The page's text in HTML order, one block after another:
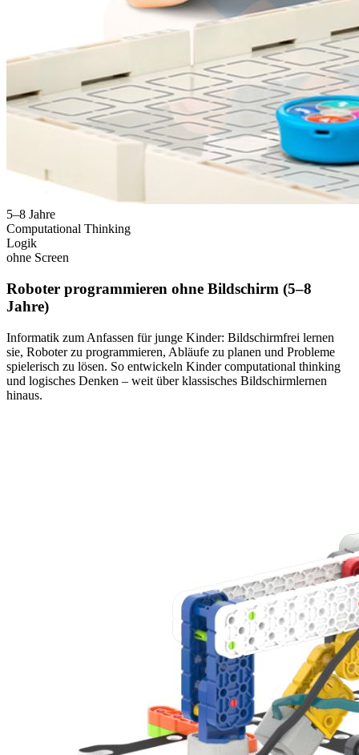
5–8 Jahre
Computational Thinking
Logik
ohne Screen
Roboter programmieren ohne Bildschirm (5–8
Jahre)
Informatik zum Anfassen für junge Kinder: Bildschirmfrei lernen
sie, Roboter zu programmieren, Abläufe zu planen und Probleme
spielerisch zu lösen. So entwickeln Kinder computational thinking
und logisches Denken – weit über klassisches Bildschirmlernen
hinaus.